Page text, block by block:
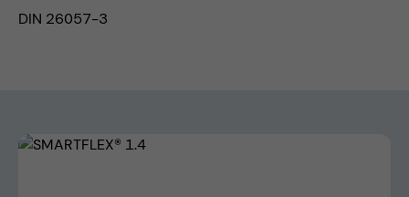
DIN 26057-3
Bildergalerie überspringen